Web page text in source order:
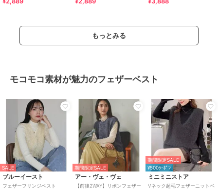
もっとみる
モコモコ素材が魅力のフェザーベスト
SALE
ブルーイースト
フェザーフリンジベスト
期間限定SALE
アー・ヴェ・ヴェ
【前後2WAY】リボンフェザー
期間限定SALE
¥500ｸｰﾎﾟﾝ
ミニミニストア
Vネック起毛フェザーニットベ